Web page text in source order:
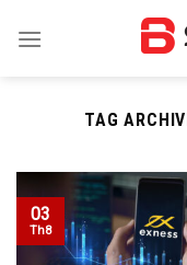
TAG
03
Th8